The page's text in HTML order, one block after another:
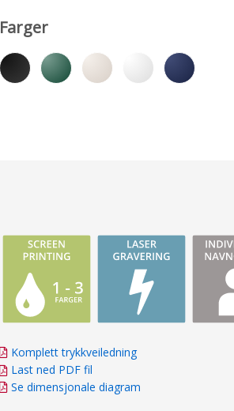
Farger
Komplett trykkveiledning
Last ned PDF fil
Se dimensjonale diagram